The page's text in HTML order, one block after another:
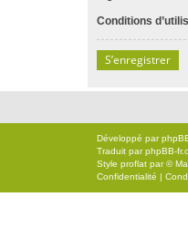
Conditions
S’enregistrer
Développé par
Traduit parphpBB-
Style proflat par ©
Confidentialité |